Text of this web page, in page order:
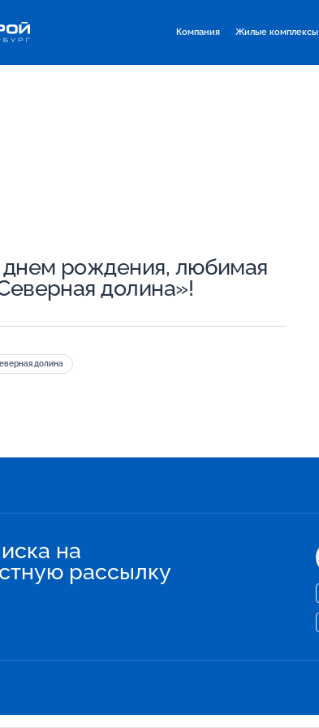
Компания Жилые комплексы
рождения, любимая
долина»!
долина
на
рассылку